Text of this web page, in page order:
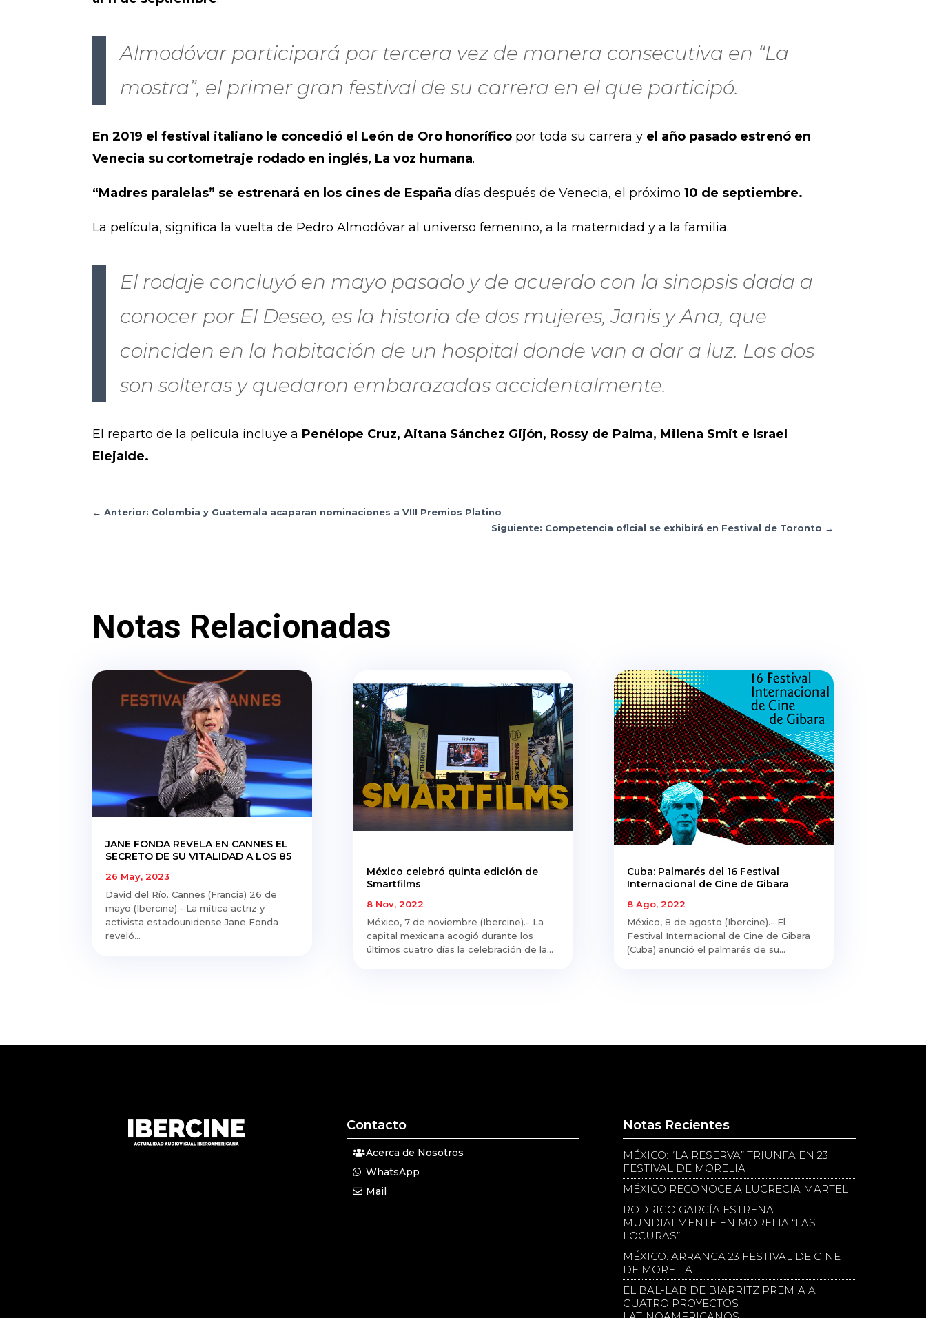
Almodóvar participará por tercera vez de manera consecutiva en “La
mostra”, el primer gran festival de su carrera en el que participó.
En 2019 el festival italiano le concedió el León de Oro honorífico por toda su carrera y el año pasado estrenó en
Venecia su cortometraje rodado en inglés, La voz humana.
“Madres paralelas” se estrenará en los cines de España días después de Venecia, el próximo10 de septiembre.
La película, significa la vuelta de Pedro Almodóvar al universo femenino, a la maternidad y a la familia.
El rodaje concluyó en mayo pasado y de acuerdo con la sinopsis dada a
conocer por El Deseo, es la historia de dos mujeres, Janis y Ana, que
coinciden en la habitación de un hospital donde van a dar a luz. Las dos
son solteras y quedaron embarazadas accidentalmente.
El reparto de la película incluye a Penélope Cruz, Aitana Sánchez Gijón, Rossy de Palma, Milena Smit e Israel
Elejalde.
←Anterior: Colombia y Guatemala acaparan nominaciones a VIII Premios Platino
Siguiente: Competencia oficial se exhibirá en Festival de Toronto →
Notas Relacionadas
JANE FONDA REVELA EN CANNES EL
SECRETO DE SU VITALIDAD A LOS 85
26 May, 2023
David del Río. Cannes (Francia) 26 de
mayo (Ibercine).- La mítica actriz y
activista estadounidense Jane Fonda
reveló...
México celebró quinta edición de
Smartfilms
8 Nov, 2022
México, 7 de noviembre (Ibercine).- La
capital mexicana acogió durante los
últimos cuatro días la celebración de la...
Cuba: Palmarés del 16 Festival
Internacional de Cine de Gibara
8 Ago, 2022
México, 8 de agosto (Ibercine).- El
Festival Internacional de Cine de Gibara
(Cuba) anunció el palmarés de su...
Contacto
Acerca de Nosotros
WhatsApp
Mail
Notas Recientes
MÉXICO: “LA RESERVA” TRIUNFA EN 23
FESTIVAL DE MORELIA
MÉXICO RECONOCE A LUCRECIA MARTEL
RODRIGO GARCÍA ESTRENA
MUNDIALMENTE EN MORELIA “LAS
LOCURAS”
MÉXICO: ARRANCA 23 FESTIVAL DE CINE
DE MORELIA
EL BAL-LAB DE BIARRITZ PREMIA A
CUATRO PROYECTOS